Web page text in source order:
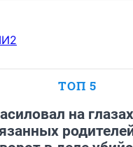
ТОП 5
на